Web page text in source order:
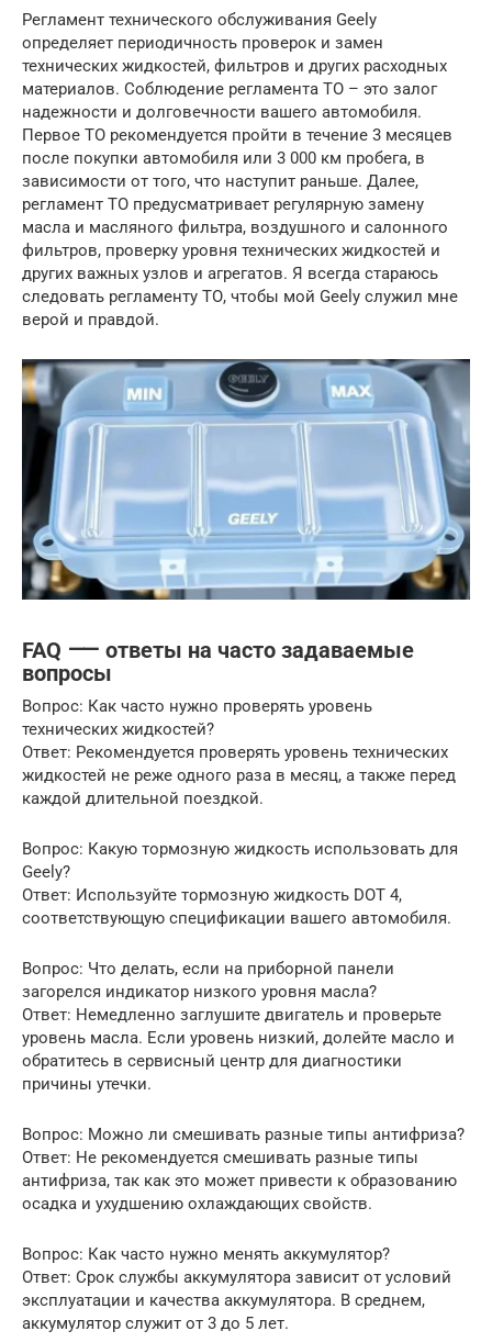
Регламент технического обслуживания Geely
определяет периодичность проверок и замен
технических жидкостей, фильтров и других расходных
материалов. Соблюдение регламента ТО – это залог
надежности и долговечности вашего автомобиля.
Первое ТО рекомендуется пройти в течение 3 месяцев
после покупки автомобиля или 3 000 км пробега, в
зависимости от того, что наступит раньше. Далее,
регламент ТО предусматривает регулярную замену
масла и масляного фильтра, воздушного и салонного
фильтров, проверку уровня технических жидкостей и
других важных узлов и агрегатов. Я всегда стараюсь
следовать регламенту ТО, чтобы мой Geely служил мне
верой и правдой.
FAQ ⸺ ответы на часто задаваемые
вопросы
Вопрос: Как часто нужно проверять уровень
технических жидкостей?
Ответ: Рекомендуется проверять уровень технических
жидкостей не реже одного раза в месяц, а также перед
каждой длительной поездкой.
Вопрос: Какую тормозную жидкость использовать для
Geely?
Ответ: Используйте тормозную жидкость DOT 4,
соответствующую спецификации вашего автомобиля.
Вопрос: Что делать, если на приборной панели
загорелся индикатор низкого уровня масла?
Ответ: Немедленно заглушите двигатель и проверьте
уровень масла. Если уровень низкий, долейте масло и
обратитесь в сервисный центр для диагностики
причины утечки.
Вопрос: Можно ли смешивать разные типы антифриза?
Ответ: Не рекомендуется смешивать разные типы
антифриза, так как это может привести к образованию
осадка и ухудшению охлаждающих свойств.
Вопрос: Как часто нужно менять аккумулятор?
Ответ: Срок службы аккумулятора зависит от условий
эксплуатации и качества аккумулятора. В среднем,
аккумулятор служит от 3 до 5 лет.